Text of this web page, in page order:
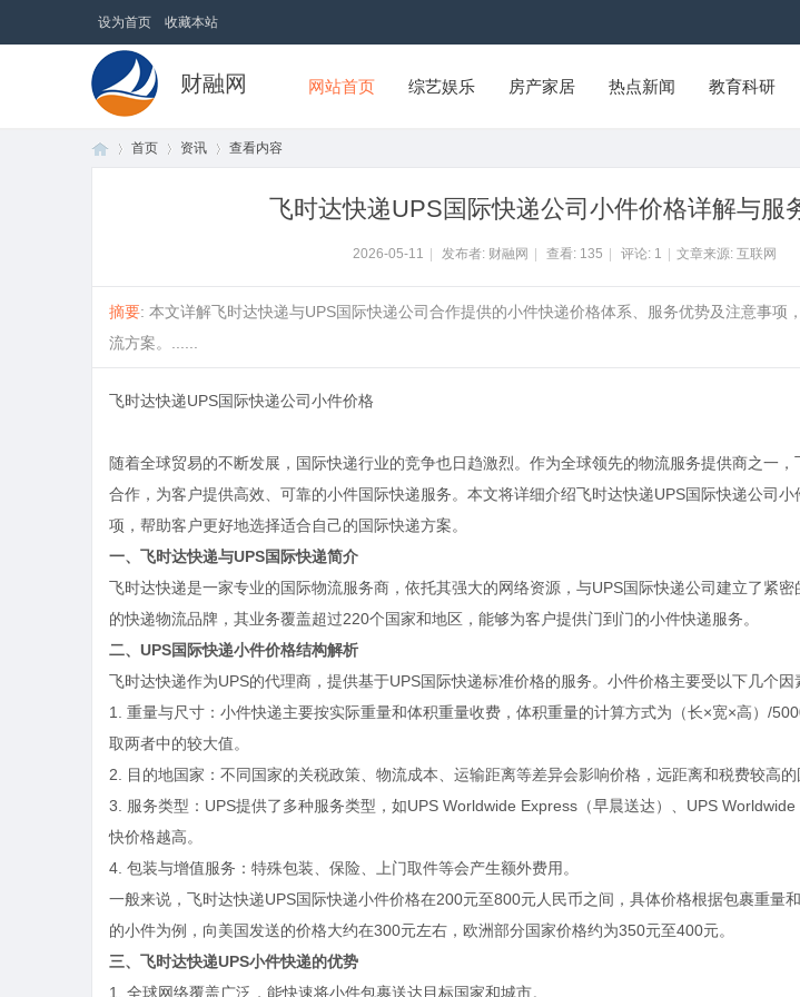
设为首页 收藏本站
财融网 网站首页 综艺娱乐 房产家居 热点新闻 教育科研
首页 资讯 查看内容
飞时达快递UPS国际快递公司小件价格详解与服
2026-05-11 发布者: 财融网 查看: 135 评论: 1 文章来源: 互联网
摘要: 本文详解飞时达快递与UPS国际快递公司合作提供的小件快递价格体系、服务优势及注意事项
流方案。......
飞时达快递UPS国际快递公司小件价格
随着全球贸易的不断发展，国际快递行业的竞争也日趋激烈。作为全球领先的物流服务提供商之一，
合作，为客户提供高效、可靠的小件国际快递服务。本文将详细介绍飞时达快递UPS国际快递公司
项，帮助客户更好地选择适合自己的国际快递方案。
一、飞时达快递与UPS国际快递简介
飞时达快递是一家专业的国际物流服务商，依托其强大的网络资源，与UPS国际快递公司建立了紧
的快递物流品牌，其业务覆盖超过220个国家和地区，能够为客户提供门到门的小件快递服务。
二、UPS国际快递小件价格结构解析
飞时达快递作为UPS的代理商，提供基于UPS国际快递标准价格的服务。小件价格主要受以下几个因
1. 重量与尺寸：小件快递主要按实际重量和体积重量收费，体积重量的计算方式为（长×宽×高）/
取两者中的较大值。
2. 目的地国家：不同国家的关税政策、物流成本、运输距离等差异会影响价格，远距离和税费较高的
3. 服务类型：UPS提供了多种服务类型，如UPS Worldwide Express（早晨送达）、UPS
快价格越高。
4. 包装与增值服务：特殊包装、保险、上门取件等会产生额外费用。
一般来说，飞时达快递UPS国际快递小件价格在200元至800元人民币之间，具体价格根据包裹重量
的小件为例，向美国发送的价格大约在300元左右，欧洲部分国家价格约为350元至400元。
三、飞时达快递UPS小件快递的优势
1. 全球网络覆盖广泛，能快速将小件包裹送达目标国家和城市。